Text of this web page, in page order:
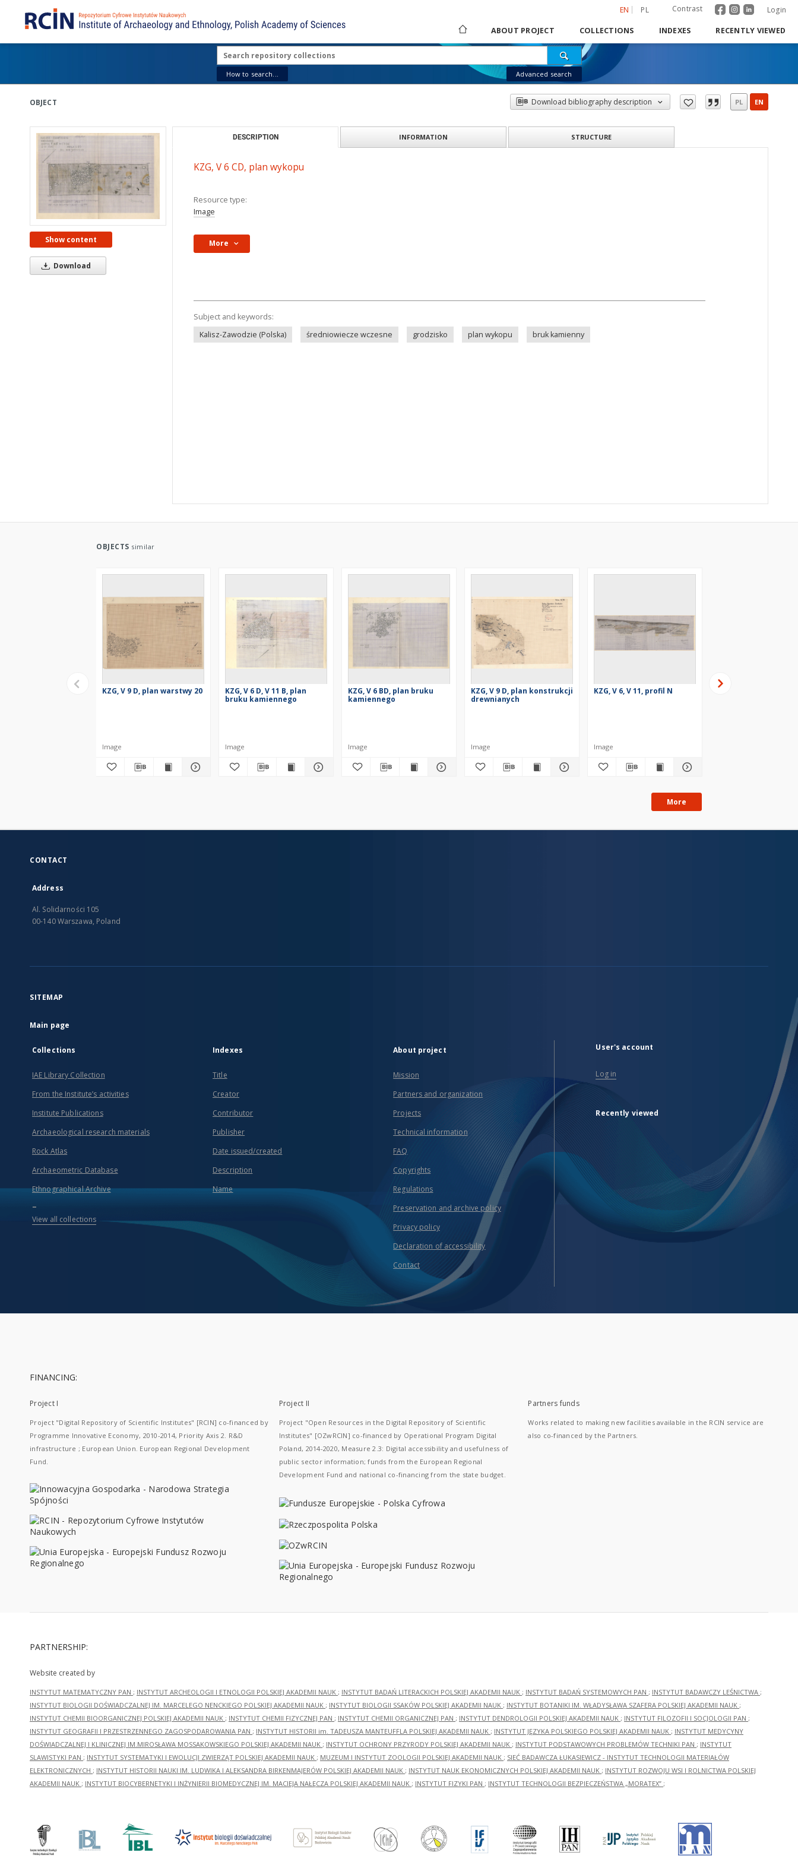
EN PL Contrast Login
ABOUT PROJECT COLLECTIONS INDEXES RECENTLY VIEWED
How to search... Advanced search
OBJECT Download bibliography description PL EN
Show content
Download
DESCRIPTION INFORMATION STRUCTURE
KZG, V 6 CD, plan wykopu
Resource type:
Image
More
Subject and keywords:
Kalisz-Zawodzie (Polska)
średniowiecze wczesne grodzisko plan wykopu bruk kamienny
OBJECTS similar
KZG, V 9 D, plan warstwy 20
Image
KZG, V 6 D, V 11 B, plan
bruku kamiennego
Image
KZG, V 6 BD, plan bruku
kamiennego
Image
KZG, V 9 D, plan konstrukcji
drewnianych
Image
KZG, V 6, V 11, profil N
Image
KZG, V 6, V 11, profil S
More
CONTACT
Address
Al. Solidarności 105
00-140 Warszawa, Poland
SITEMAP
Main page
Collections
IAE Library Collection
From the Institute’s activities
Institute Publications
Archaeological research materials
Rock Atlas
Archaeometric Database
Ethnographical Archive
...
View all collections
Indexes
Title
Creator
Contributor
Publisher
Date issued/created
Description
Name
About project
Mission
Partners and organization
Projects
Technical information
FAQ
Copyrights
Regulations
Preservation and archive policy
Privacy policy
Declaration of accessibility
Contact
User's account
Log in
Recently viewed
FINANCING:
Project I
Project "Digital Repository of Scientific Institutes" [RCIN] co-financed by
Programme Innovative Economy, 2010-2014, Priority Axis 2. R&D
infrastructure ; European Union. European Regional Development
Fund.
Project II
Project "Open Resources in the Digital Repository of Scientific
Institutes" [OZwRCIN] co-financed by Operational Program Digital
Poland, 2014-2020, Measure 2.3: Digital accessibility and usefulness of
public sector information; funds from the European Regional
Development Fund and national co-financing from the state budget.
Partners funds
Works related to making new facilities available in the RCIN service are
also co-financed by the Partners.
PARTNERSHIP:
Website created by
INSTYTUT MATEMATYCZNY PAN ; INSTYTUT ARCHEOLOGII I ETNOLOGII POLSKIEJ AKADEMII NAUK ; INSTYTUT BADAŃ LITERACKICH POLSKIEJ AKADEMII NAUK ; INSTYTUT BADAŃ SYSTEMOWYCH PAN ; INSTYTUT BADAWCZY LEŚNICTWA ;
INSTYTUT BIOLOGII DOŚWIADCZALNEJ IM. MARCELEGO NENCKIEGO POLSKIEJ AKADEMII NAUK ; INSTYTUT BIOLOGII SSAKÓW POLSKIEJ AKADEMII NAUK ; INSTYTUT BOTANIKI IM. WŁADYSŁAWA SZAFERA POLSKIEJ AKADEMII NAUK ;
INSTYTUT CHEMII BIOORGANICZNEJ POLSKIEJ AKADEMII NAUK ; INSTYTUT CHEMII FIZYCZNEJ PAN ; INSTYTUT CHEMII ORGANICZNEJ PAN ; INSTYTUT DENDROLOGII POLSKIEJ AKADEMII NAUK ; INSTYTUT FILOZOFII I SOCJOLOGII PAN ;
INSTYTUT GEOGRAFII I PRZESTRZENNEGO ZAGOSPODAROWANIA PAN ; INSTYTUT HISTORII im. TADEUSZA MANTEUFFLA POLSKIEJ AKADEMII NAUK ; INSTYTUT JĘZYKA POLSKIEGO POLSKIEJ AKADEMII NAUK ; INSTYTUT MEDYCYNY
DOŚWIADCZALNEJ I KLINICZNEJ IM.MIROSŁAWA MOSSAKOWSKIEGO POLSKIEJ AKADEMII NAUK ; INSTYTUT OCHRONY PRZYRODY POLSKIEJ AKADEMII NAUK ; INSTYTUT PODSTAWOWYCH PROBLEMÓW TECHNIKI PAN ; INSTYTUT
SLAWISTYKI PAN ; INSTYTUT SYSTEMATYKI I EWOLUCJI ZWIERZĄT POLSKIEJ AKADEMII NAUK ; MUZEUM I INSTYTUT ZOOLOGII POLSKIEJ AKADEMII NAUK ; SIEĆ BADAWCZA ŁUKASIEWICZ - INSTYTUT TECHNOLOGII MATERIAŁÓW
ELEKTRONICZNYCH ; INSTYTUT HISTORII NAUKI IM. LUDWIKA I ALEKSANDRA BIRKENMAJERÓW POLSKIEJ AKADEMII NAUK ; INSTYTUT NAUK EKONOMICZNYCH POLSKIEJ AKADEMII NAUK ; INSTYTUT ROZWOJU WSI I ROLNICTWA POLSKIEJ
AKADEMII NAUK ; INSTYTUT BIOCYBERNETYKI I INŻYNIERII BIOMEDYCZNEJ IM. MACIEJA NAŁĘCZA POLSKIEJ AKADEMII NAUK ; INSTYTUT FIZYKI PAN ; INSTYTUT TECHNOLOGII BEZPIECZEŃSTWA „MORATEX” ;